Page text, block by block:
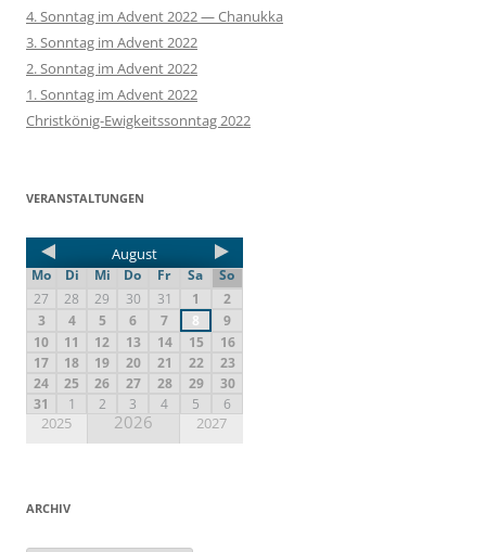
4. Sonntag im Advent 2022 — Chanukka
3. Sonntag im Advent 2022
2. Sonntag im Advent 2022
1. Sonntag im Advent 2022
Christkönig-Ewigkeitssonntag 2022
VERANSTALTUNGEN
August
Mo Di Mi Do Fr Sa
So
27
28 29 30 31 1
2
3
4 5 6 7 8
9
10
11 12 13 14 15
16
17
18 19 20 21 22
23
24
25 26 27 28 29
30
31
1 2 3 4 5 6
2025 2026 2027
ARCHIV